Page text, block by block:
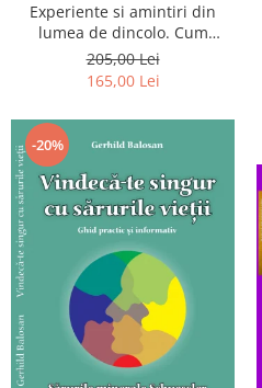
Experiente si amintiri din
lumea de dincolo. Cum
obtinem puteri
extrasenzoriale - cu exercitii
205,00 Lei
165,00 Lei
-20%